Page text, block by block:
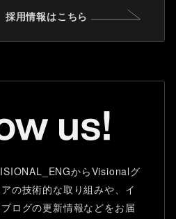
採用情報はこちら
からVisionalグ
の技術的な取り組みや、イ
ログの更新情報などをお届